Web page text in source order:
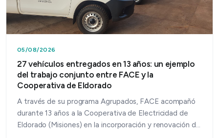
05/08/2026
27 vehículos entregados en 13 años: un ejemplo
del trabajo conjunto entre FACE y la
Cooperativa de Eldorado
A través de su programa Agrupados, FACE acompañó
durante 13 años a la Cooperativa de Electricidad de
Eldorado (Misiones) en la incorporación y renovación de